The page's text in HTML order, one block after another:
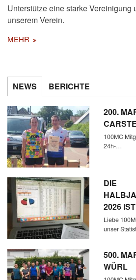
Unterstütze eine starke Vereinigung
unserem Verein.
MEHR
NEWS BERICHTE
200.
100MC
24h-…
DIE
2026
Liebe
unser
500.
WÜRL